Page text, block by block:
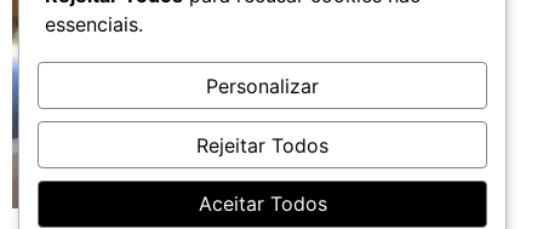
essenciais.
Personalizar
Rejeitar Todos
Aceitar Todos